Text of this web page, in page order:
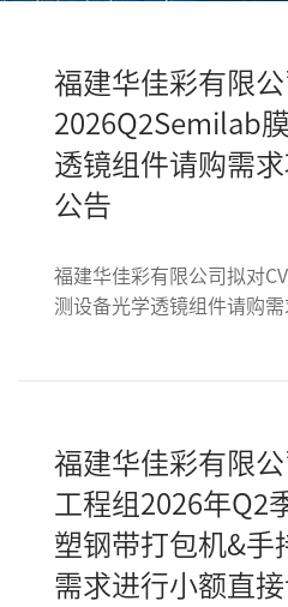
福建华佳彩有限公
2026Q2Semilab
透镜组件请购需
公告
福建华佳彩有限公司拟对
测设备光学透镜组件请购
福建华佳彩有限
工程组2026年Q2
塑钢带打包机&手
需求进行小额直